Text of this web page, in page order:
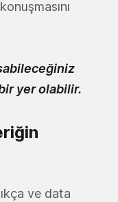
yer olabilir.
ve data